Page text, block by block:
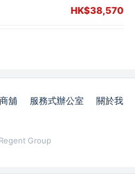
HK$38,570
商舖 服務式辦公室
關於我
Group